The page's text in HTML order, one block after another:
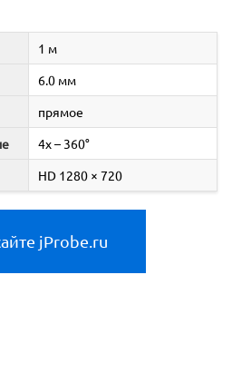
1 м
6.0 мм
прямое
4x – 360°
HD 1280 × 720
jProbe.ru